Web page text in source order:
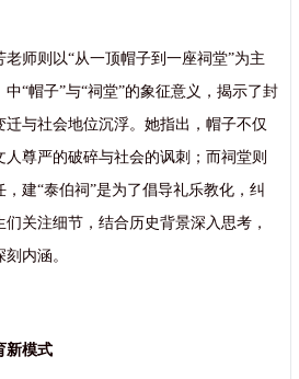
师则以“从一顶帽子到一座祠堂”为主
“帽子”与“祠堂”的象征意义，揭示了封
与社会地位沉浮。她指出，帽子不仅
尊严的破碎与社会的讽刺；而祠堂则
建“泰伯祠”是为了倡导礼乐教化，纠
关注细节，结合历史背景深入思考，
内涵。
新模式